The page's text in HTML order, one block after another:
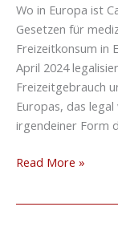
Wo in Europa ist
Gesetzen für
Freizeitkonsum in
April 2024
Freizeitgebrauch
Europas, das
irgendeiner Form
Read More »